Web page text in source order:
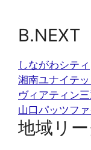
B.NEXT
しながわシティ
湘南ユナイテ
ヴィアティン
山口パッツフ
地域リ